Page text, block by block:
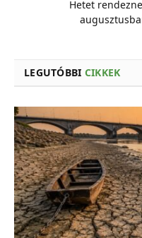
Hetet
LEGUTÓBBI CIKKEK